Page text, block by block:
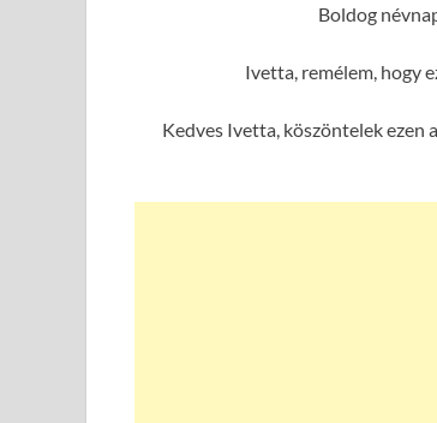
Boldog
Ivetta, remélem, hogy
Kedves Ivetta, köszöntelek ezen